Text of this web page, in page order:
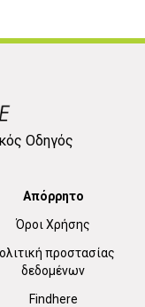
Οδηγός
Απόρρητο
Όροι Χρήσης
προστασίας
δεδομένων
Findhere